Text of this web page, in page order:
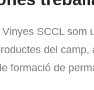
SCCL som
del
formació de